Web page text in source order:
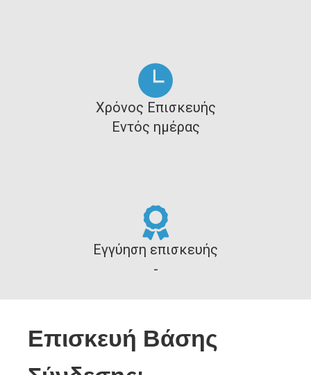
Χρόνος Επισκευής
Εντός ημέρας
Εγγύηση επισκευής
-
Επισκευή Βάσης